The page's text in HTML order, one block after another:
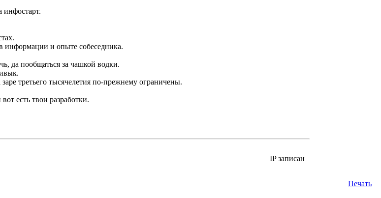
инфостарт.
и опыте собеседника.
да пообщаться за чашкой водки.
третьего тысячелетия по-прежнему ограничены.
есть твои разработки.
IP записан
Печать